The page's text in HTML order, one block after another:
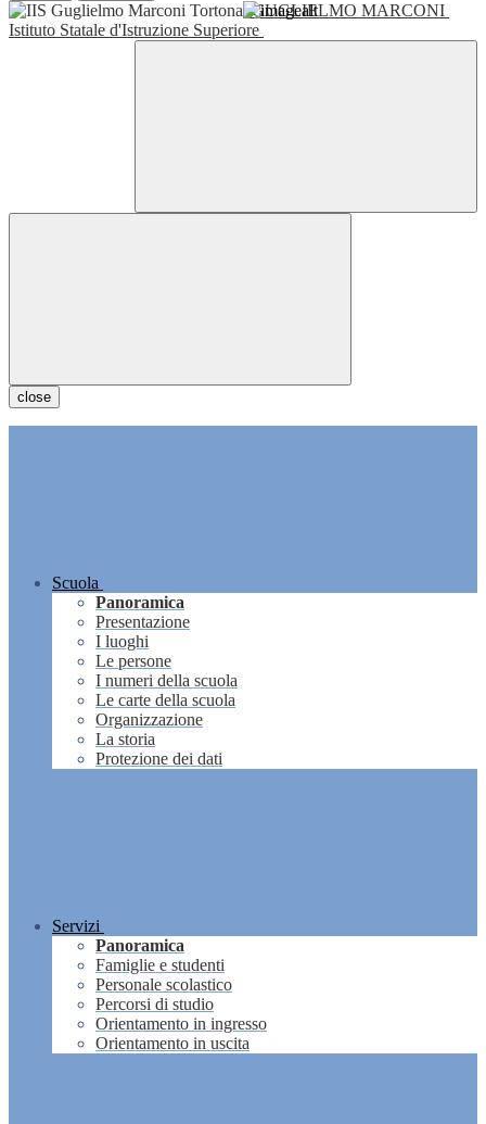
GUGLIELMO MARCONI
Istituto Statale d'Istruzione Superiore
close
Scuola
Panoramica
Presentazione
I luoghi
Le persone
I numeri della scuola
Le carte della scuola
Organizzazione
La storia
Protezione dei dati
Servizi
Panoramica
Famiglie e studenti
Personale scolastico
Percorsi di studio
Orientamento in ingresso
Orientamento in uscita